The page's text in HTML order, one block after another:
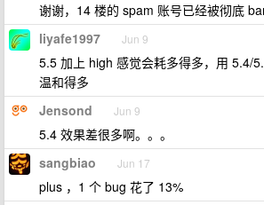
谢谢，14 楼的 spam 账号已经被彻底
liyafe1997 Jun 9
5.5 加上 high 感觉会耗多得多，用 5.4/
温和得多
Jensond Jun 9
5.4 效果差很多啊。。。
sangbiao Jun 17
plus ，1 个 bug 花了 13%